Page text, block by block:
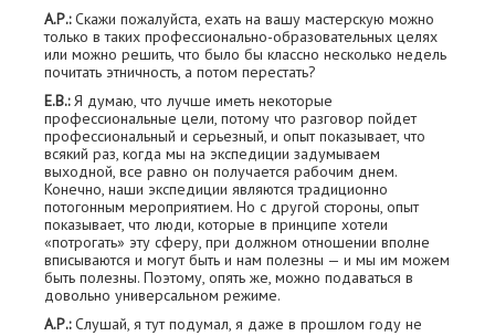
А.Р.:Скажи пожалуйста, ехать на вашу мастерскую можно
только в таких профессионально-образовательных целях
или можно решить, что было бы классно несколько недель
почитать этничность, а потом перестать?
Е.В.:Я думаю, что лучше иметь некоторые
профессиональные цели, потому что разговор пойдет
профессиональный и серьезный, и опыт показывает, что
всякий раз, когда мы на экспедиции задумываем
выходной, все равно он получается рабочим днем.
Конечно, наши экспедиции являются традиционно
потогонным мероприятием. Но с другой стороны, опыт
показывает, что люди, которые в принципе хотели
«потрогать» эту сферу, при должном отношении вполне
вписываются и могут быть и нам полезны — и мы им можем
быть полезны. Поэтому, опять же, можно подаваться в
довольно универсальном режиме.
А.Р.:Слушай, я тут подумал, я даже в прошлом году не